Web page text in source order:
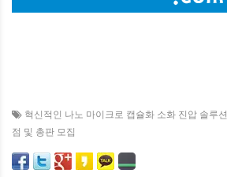
혁신적인 나노 마이크로 캡슐화 소화 진압 솔루션
점 및 총판 모집